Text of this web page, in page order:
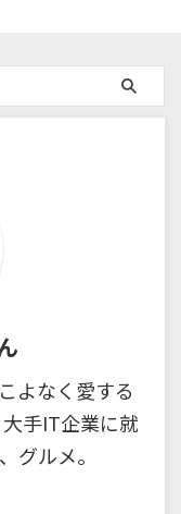
よなく愛する
手IT企業に就
グルメ。